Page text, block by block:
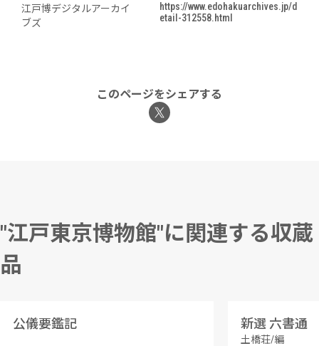
江戸博デジタルアーカイ
ブズ
https://www.edohakuarchives.jp/d
etail-312558.html
このページをシェアする
"江戸東京博物館"に関連する収蔵
品
公儀要鑑記 新選 六書通
土橋荘/編